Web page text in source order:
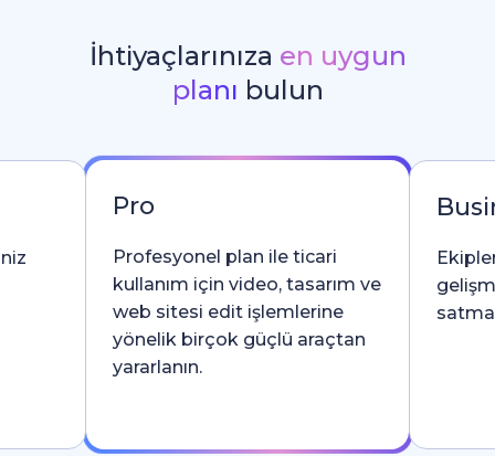
İhtiyaçlarınıza en uygun
planı bulun
Pro
Profesyonel plan ile ticari
kullanım için video, tasarım ve
web sitesi edit işlemlerine
yönelik birçok güçlü araçtan
yararlanın.
satma